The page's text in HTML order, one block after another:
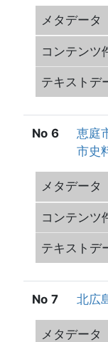
恵庭
市史
6
北広
7